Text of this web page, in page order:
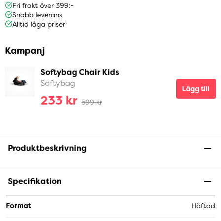
Fri frakt över 399:-
Snabb leverans
Alltid låga priser
Kampanj
Softybag Chair Kids
Softybag
233 kr 599 kr
Lägg till
Produktbeskrivning
Specifikation
Format Häftad